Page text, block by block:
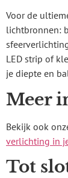
Voor de
lichtbronnen:
LED strip of
je diepte en
Meer
Bekijk ook
verlichting in
Tot